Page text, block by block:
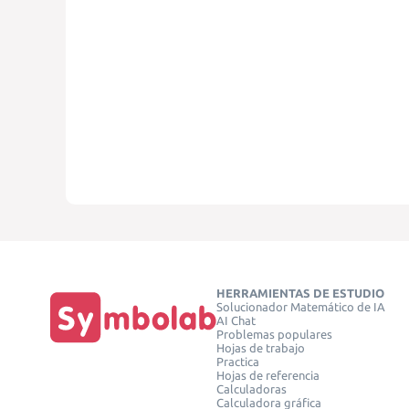
HERRAMIENTAS DE ESTUDIO
Solucionador Matemático de IA
AI Chat
Problemas populares
Hojas de trabajo
Practica
Hojas de referencia
Calculadoras
Calculadora gráfica